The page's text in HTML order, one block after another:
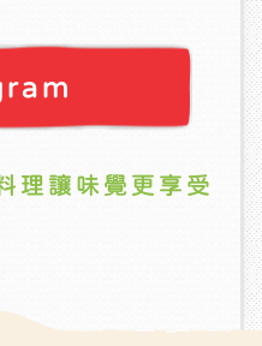
理讓味覺更享受